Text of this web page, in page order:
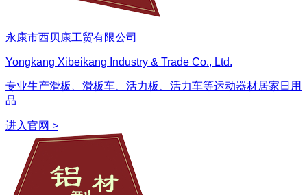
永康市西贝康工贸有限公司
Yongkang Xibeikang Industry & Trade Co., Ltd.
专业生产滑板、滑板车、活力板、活力车等运动器材居家日用
品
进入官网 >